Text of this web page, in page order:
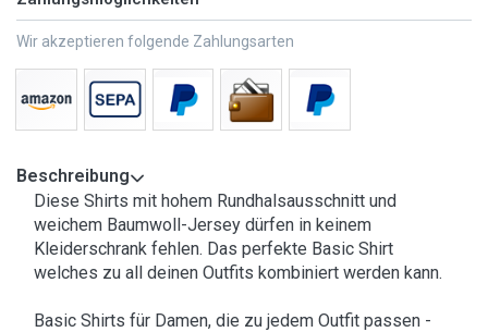
Wir akzeptieren folgende Zahlungsarten
Beschreibung
Diese Shirts mit hohem Rundhalsausschnitt und
weichem Baumwoll-Jersey dürfen in keinem
Kleiderschrank fehlen. Das perfekte Basic Shirt
welches zu all deinen Outfits kombiniert werden kann.
Basic Shirts für Damen, die zu jedem Outfit passen -